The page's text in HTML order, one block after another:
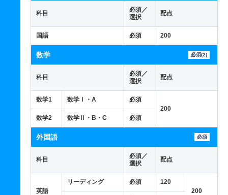
科目
必須／
選択
配点
国語 必須 200
数学 必須(2)
科目
必須／
選択
配点
数学1 数学Ⅰ・A
必須
200
数学2
数学Ⅱ・B・C 必須
外国語 必須
科目
必須／
選択
配点
英語
リーディング 必須
120
200